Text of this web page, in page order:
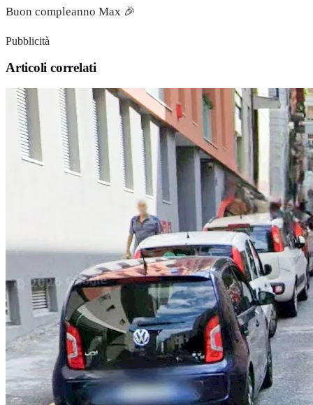
Buon compleanno Max 🎉
Pubblicità
Articoli correlati